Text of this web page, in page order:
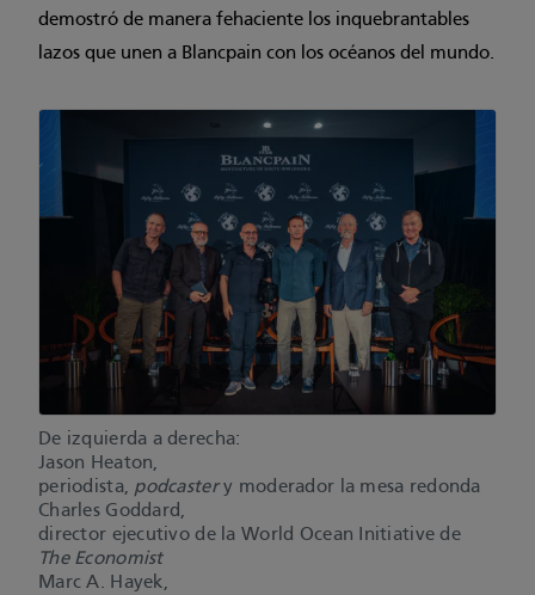
demostró de manera fehaciente los inquebrantables
lazos que unen a Blancpain con los océanos del mundo.
De izquierda a derecha:
Jason Heaton,
periodista, podcastery moderador la mesa redonda
Charles Goddard,
director ejecutivo de la World Ocean Initiative de
The Economist
Marc A. Hayek,